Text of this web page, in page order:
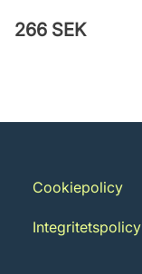
266 SEK
Cookiepolicy
Integritetspolicy